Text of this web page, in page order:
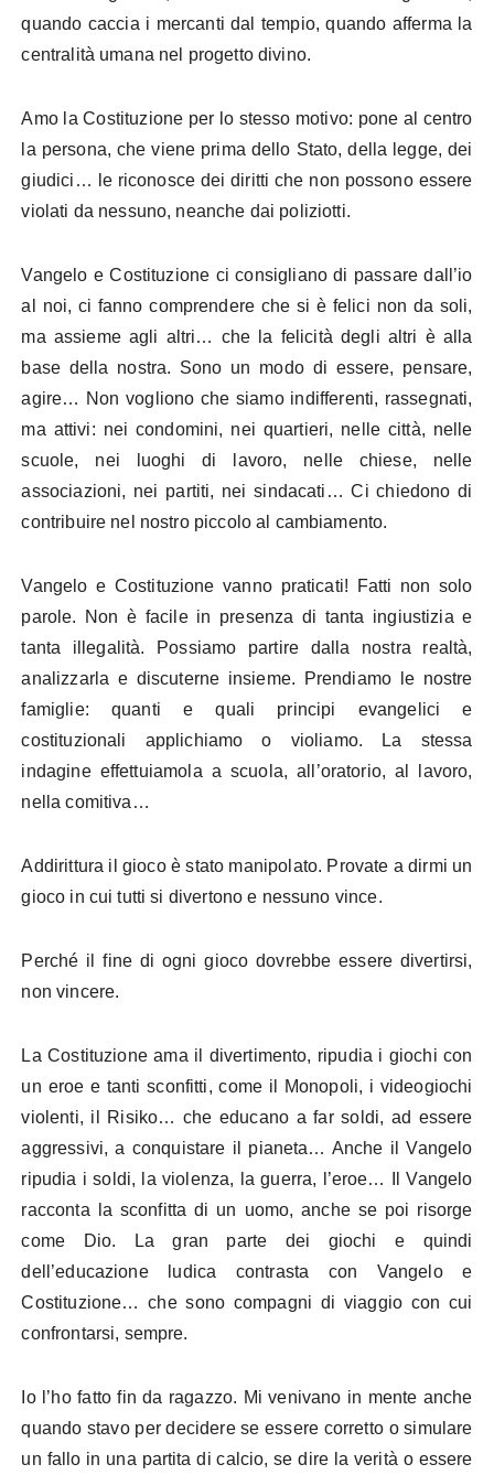
quando caccia i mercanti dal tempio, quando afferma la
centralità umana nel progetto divino.
Amo la Costituzione per lo stesso motivo: pone al centro
la persona, che viene prima dello Stato, della legge, dei
giudici… le riconosce dei diritti che non possono essere
violati da nessuno, neanche dai poliziotti.
Vangelo e Costituzione ci consigliano di passare dall’io
al noi, ci fanno comprendere che si è felici non da soli,
ma assieme agli altri… che la felicità degli altri è alla
base della nostra. Sono un modo di essere, pensare,
agire… Non vogliono che siamo indifferenti, rassegnati,
ma attivi: nei condomini, nei quartieri, nelle città, nelle
scuole, nei luoghi di lavoro, nelle chiese, nelle
associazioni, nei partiti, nei sindacati… Ci chiedono di
contribuire nel nostro piccolo al cambiamento.
Vangelo e Costituzione vanno praticati! Fatti non solo
parole. Non è facile in presenza di tanta ingiustizia e
tanta illegalità. Possiamo partire dalla nostra realtà,
analizzarla e discuterne insieme. Prendiamo le nostre
famiglie: quanti e quali principi evangelici e
costituzionali applichiamo o violiamo. La stessa
indagine effettuiamola a scuola, all’oratorio, al lavoro,
nella comitiva…
Addirittura il gioco è stato manipolato. Provate a dirmi un
gioco in cui tutti si divertono e nessuno vince.
Perché il fine di ogni gioco dovrebbe essere divertirsi,
non vincere.
La Costituzione ama il divertimento, ripudia i giochi con
un eroe e tanti sconfitti, come il Monopoli, i videogiochi
violenti, il Risiko… che educano a far soldi, ad essere
aggressivi, a conquistare il pianeta… Anche il Vangelo
ripudia i soldi, la violenza, la guerra, l’eroe… Il Vangelo
racconta la sconfitta di un uomo, anche se poi risorge
come Dio. La gran parte dei giochi e quindi
dell’educazione ludica contrasta con Vangelo e
Costituzione… che sono compagni di viaggio con cui
confrontarsi, sempre.
Io l’ho fatto fin da ragazzo. Mi venivano in mente anche
quando stavo per decidere se essere corretto o simulare
un fallo in una partita di calcio, se dire la verità o essere